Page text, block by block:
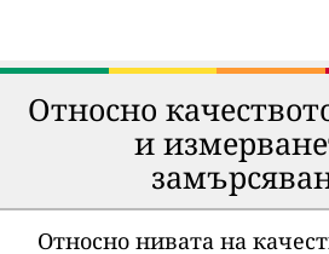
Относно
и
Относно нивата на